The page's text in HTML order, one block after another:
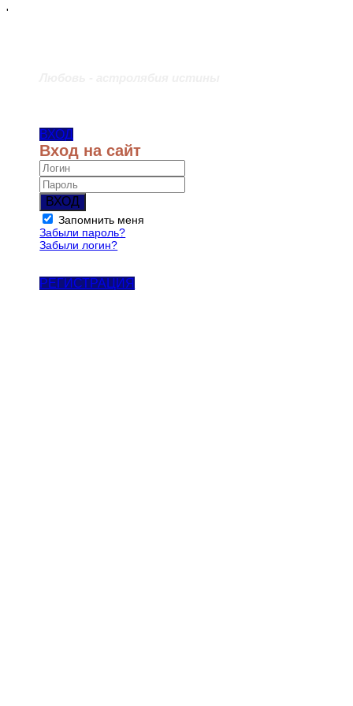
'
ВХОД
Вход на сайт
ВХОД
Запомнить меня
Забыли пароль?
Забыли логин?
РЕГИСТРАЦИЯ